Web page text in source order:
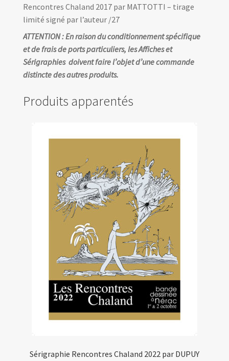
Rencontres Chaland 2017 par MATTOTTI – tirage
limité signé par l’auteur /27
ATTENTION : En raison du conditionnement spécifique
et de frais de ports particuliers, les Affiches et
Sérigraphies doivent faire l’objet d’une commande
distincte des autres produits.
Produits apparentés
Sérigraphie Rencontres Chaland 2022 par DUPUY